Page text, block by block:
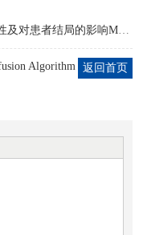
患者结局的影响Meta分析
after Elective CABG: A Prospective Randomized Study
返回首页